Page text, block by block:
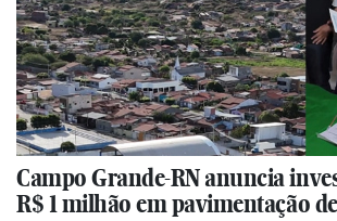
Campo Grande-RN anuncia
R$ 1 milhão em pavimentação